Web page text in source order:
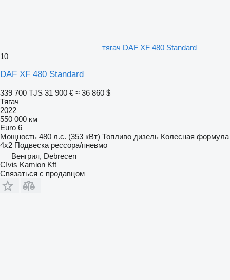
тягач DAF XF 480 Standard
10
DAF XF 480 Standard
339 700 TJS 31 900 € ≈ 36 860 $
Тягач
2022
550 000 км
Euro 6
Мощность 480 л.с. (353 кВт) Топливо дизель Колесная формула
4x2 Подвеска рессора/пневмо
Венгрия, Debrecen
Cívis Kamion Kft
Связаться с продавцом